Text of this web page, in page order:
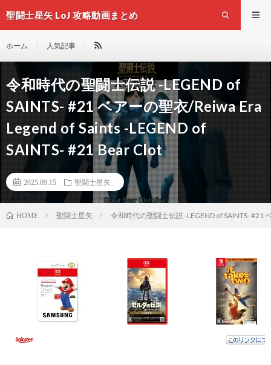
聖闘士星矢 LoJ 攻略動画まとめ
ホーム 人気記事
令和時代の聖闘士伝説 -LEGEND of
SAINTS- #21 ベアーの聖衣/Reiwa Era
Legend of Saints -LEGEND of
SAINTS- #21 Bear Clot
2025.09.15 聖闘士星矢
HOME 聖闘士星矢 令和時代の聖闘士伝説 -LEGEND of SAINTS- #21